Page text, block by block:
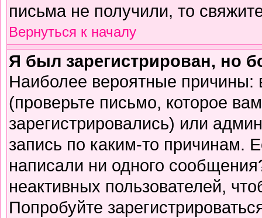
письма не получили, то
Вернуться к началу
Я был зарегистрирован, но
Наиболее вероятные причины:
(проверьте письмо, которое
зарегистрировались) или
запись по каким-то причинам.
написали ни одного
неактивных пользователей,
Попробуйте